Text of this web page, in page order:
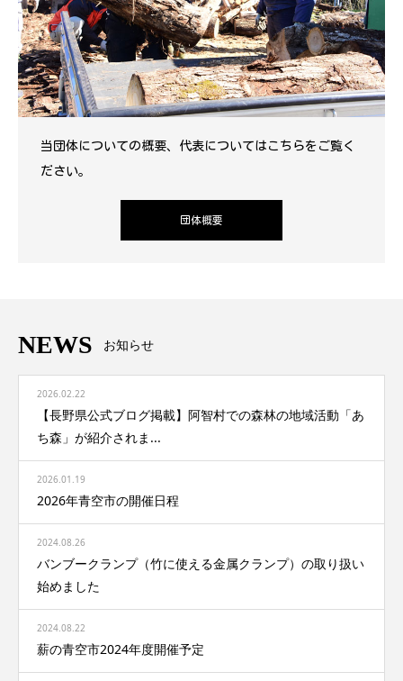
当団体についての概要、代表についてはこちらをご覧く
ださい。
団体概要
NEWS お知らせ
2026.02.22
【長野県公式ブログ掲載】阿智村での森林の地域活動「あ
ち森」が紹介されま...
2026.01.19
2026年青空市の開催日程
2024.08.26
バンブークランプ（竹に使える金属クランプ）の取り扱い
始めました
2024.08.22
薪の青空市2024年度開催予定